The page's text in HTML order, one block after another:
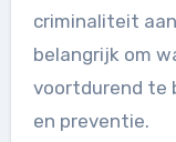
criminaliteit
belangrijk om
voortdurend te
en preventie.